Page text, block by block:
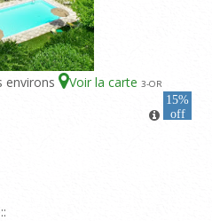
environs Voir la carte 3-OR
15%
off